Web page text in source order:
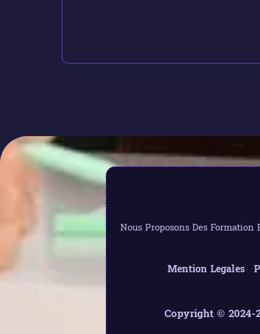
Nous Proposons Des
Mention Legales
Copyright ©